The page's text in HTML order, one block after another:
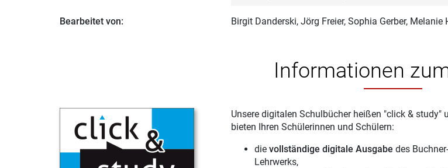
Bearbeitet von: Birgit Danderski, Jörg Freier, Sophia Gerber,
Informationen
Unsere digitalen Schulbücher heißen "click & study"
bieten Ihren Schülerinnen und Schülern:
die vollständige digitale Ausgabe des Buchner-
Lehrwerks,